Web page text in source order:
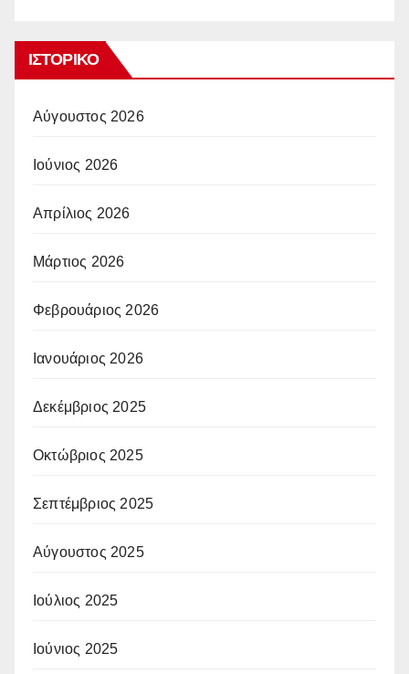
ΙΣΤΟΡΙΚΌ
Αύγουστος 2026
Ιούνιος 2026
Απρίλιος 2026
Μάρτιος 2026
Φεβρουάριος 2026
Ιανουάριος 2026
Δεκέμβριος 2025
Οκτώβριος 2025
Σεπτέμβριος 2025
Αύγουστος 2025
Ιούλιος 2025
Ιούνιος 2025